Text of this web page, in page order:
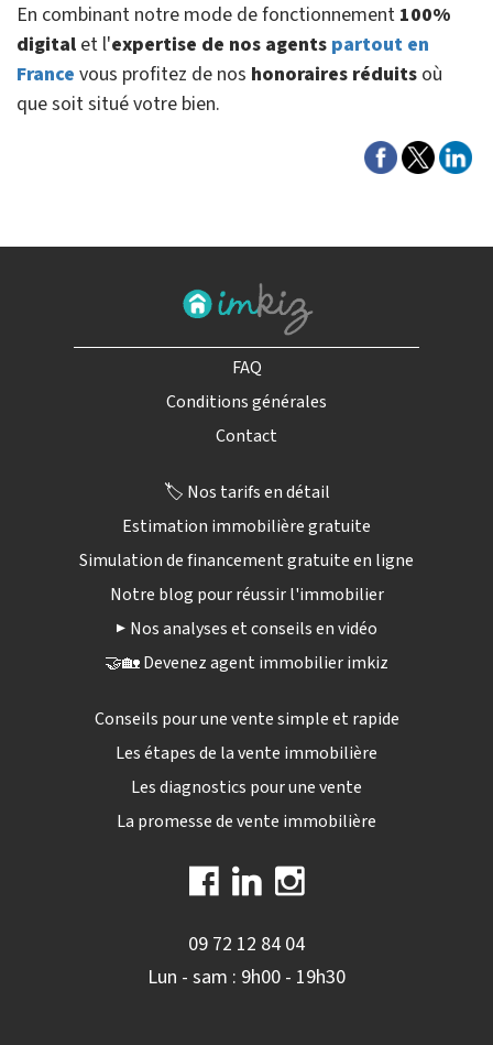
En combinant notre mode de fonctionnement 100%
digital et l'expertise de nos agents partout en
France vous profitez de nos honoraires réduits où
que soit situé votre bien.
FAQ
Conditions générales
Contact
🏷️ Nos tarifs en détail
Estimation immobilière gratuite
Simulation de financement gratuite en ligne
Notre blog pour réussir l'immobilier
▶️ Nos analyses et conseils en vidéo
🤝🏡 Devenez agent immobilier imkiz
Conseils pour une vente simple et rapide
Les étapes de la vente immobilière
Les diagnostics pour une vente
La promesse de vente immobilière
09 72 12 84 04
Lun - sam : 9h00 - 19h30